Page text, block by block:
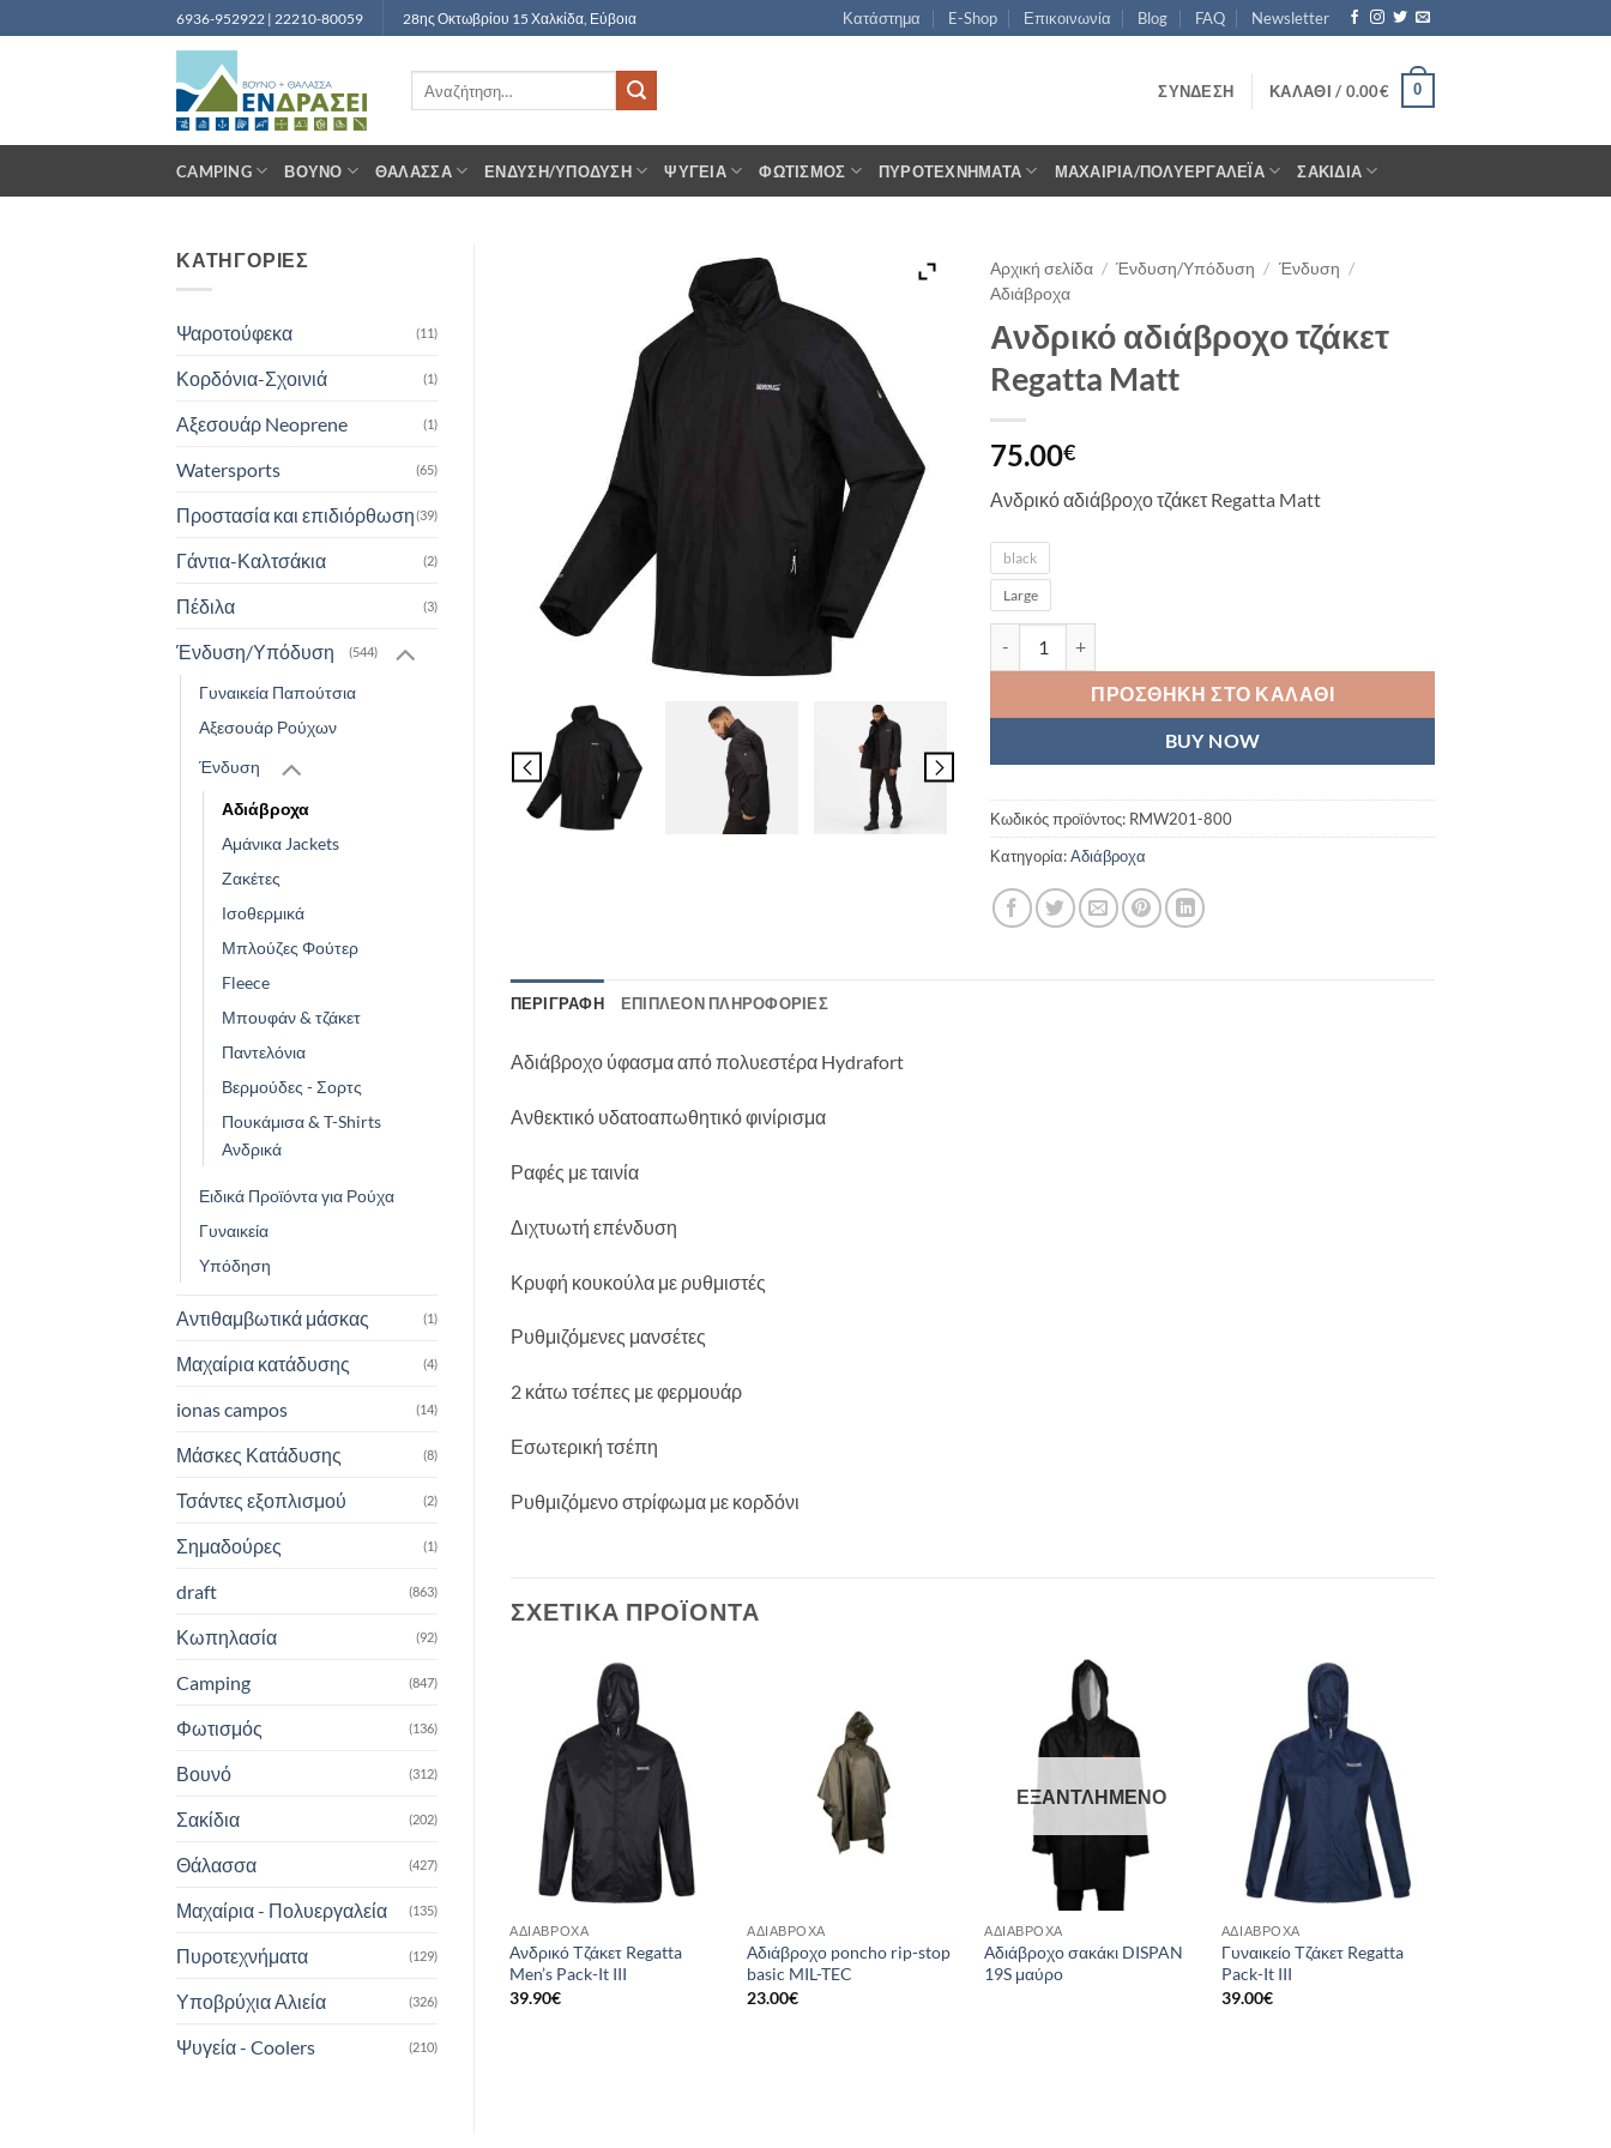
στο
6936-952922 | 22210-80059 28ης Οκτωβρίου 15 Χαλκίδα, Εύβοια Κατάστημα E-Shop Επικοινωνία Blog FAQ Newsletter
ΣΎΝΔΕΣΗ ΚΑΛΆΘΙ / 0.00€ 0
CAMPING ΒΟΥΝΌ ΘΆΛΑΣΣΑ ΈΝΔΥΣΗ/ΥΠΌΔΥΣΗ ΨΥΓΕΊΑ ΦΩΤΙΣΜΌΣ ΠΥΡΟΤΕΧΝΉΜΑΤΑ ΜΑΧΑΊΡΙΑ/ΠΟΛΥΕΡΓΑΛΈΙΑ ΣΑΚΊΔΙΑ
ΚΑΤΗΓΟΡΙΕΣ
Ψαροτούφεκα (11)
Κορδόνια-Σχοινιά (1)
Αξεσουάρ Neoprene (1)
Watersports (65)
Προστασία και επιδιόρθωση(39)
Γάντια-Καλτσάκια (2)
Πέδιλα (3)
Ένδυση/Υπόδυση (544)
Γυναικεία Παπούτσια
Αξεσουάρ Ρούχων
Ένδυση
Αδιάβροχα
Αμάνικα Jackets
Ζακέτες
Ισοθερμικά
Μπλούζες Φούτερ
Fleece
Μπουφάν & τζάκετ
Παντελόνια
Βερμούδες - Σορτς
Πουκάμισα & T-Shirts
Ανδρικά
Ειδικά Προϊόντα για Ρούχα
Γυναικεία
Υπόδηση
Αντιθαμβωτικά μάσκας (1)
Μαχαίρια κατάδυσης (4)
ionas campos (14)
Μάσκες Κατάδυσης (8)
Τσάντες εξοπλισμού (2)
Σημαδούρες (1)
draft (863)
Κωπηλασία (92)
Camping (847)
Φωτισμός (136)
Βουνό (312)
Σακίδια (202)
Θάλασσα (427)
Μαχαίρια - Πολυεργαλεία (135)
Πυροτεχνήματα (129)
Υποβρύχια Αλιεία (326)
Ψυγεία - Coolers (210)
Αρχική σελίδα / Ένδυση/Υπόδυση / Ένδυση /
Αδιάβροχα
Ανδρικό αδιάβροχο τζάκετ
Regatta Matt
75.00€
Ανδρικό αδιάβροχο τζάκετ Regatta Matt
black
Large
ΠΡΟΣΘΉΚΗ ΣΤΟ ΚΑΛΆΘΙ
BUY NOW
Κωδικός προϊόντος: RMW201-800
Κατηγορία:Αδιάβροχα
ΠΕΡΙΓΡΑΦΉ ΕΠΙΠΛΈΟΝ ΠΛΗΡΟΦΟΡΊΕΣ
Αδιάβροχο ύφασμα από πολυεστέρα Hydrafort
Ανθεκτικό υδατοαπωθητικό φινίρισμα
Ραφές με ταινία
Διχτυωτή επένδυση
Κρυφή κουκούλα με ρυθμιστές
Ρυθμιζόμενες μανσέτες
2 κάτω τσέπες με φερμουάρ
Εσωτερική τσέπη
Ρυθμιζόμενο στρίφωμα με κορδόνι
ΣΧΕΤΙΚΆ ΠΡΟΪΌΝΤΑ
wishlist
ΑΔΙΆΒΡΟΧΑ
Ανδρικό Τζάκετ Regatta
Men’s Pack-It III
39.90€
ΑΔΙΆΒΡΟΧΑ
Αδιάβροχο poncho rip-stop
basic MIL-TEC
23.00€
wishlist
ΕΞΑΝΤΛΗΜΈΝΟ
ΑΔΙΆΒΡΟΧΑ
Αδιάβροχο σακάκι DISPAN
19S μαύρο
wishlist
ΑΔΙΆΒΡΟΧΑ
Γυναικείο Τζάκετ Regatta
Pack-It III
39.00€
Add to
wishlist
Αδιάβροχο poncho μαύρο
Add to
wishlist
TZAKET ΑΔΙΑΒΡΟΧΟ
KIDS STORMGUARD
16.00